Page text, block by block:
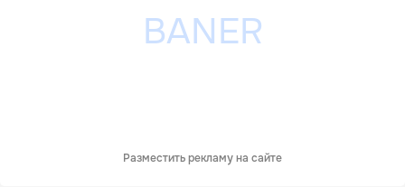
Разместить рекламу на сайте